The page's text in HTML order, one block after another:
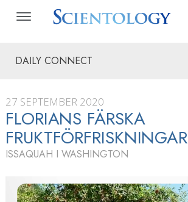
DAILY CONNECT
27 SEPTEMBER 2020
FLORIANS FÄRSKA
ISSAQUAH I WASHINGTON